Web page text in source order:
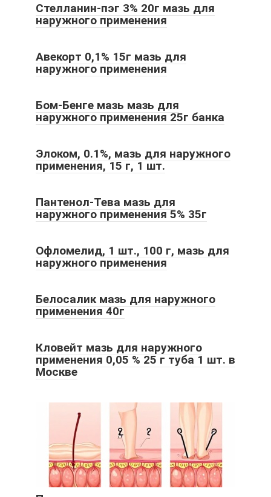
Стелланин-пэг 3% 20г мазь для
наружного применения
Авекорт 0,1% 15г мазь для
наружного применения
Бом-Бенге мазь мазь для
наружного применения 25г банка
Элоком, 0.1%, мазь для наружного
применения, 15 г, 1 шт.
Пантенол-Тева мазь для
наружного применения 5% 35г
Офломелид, 1 шт., 100 г, мазь для
наружного применения
Белосалик мазь для наружного
применения 40г
Кловейт мазь для наружного
применения 0,05 % 25 г туба 1 шт. в
Москве